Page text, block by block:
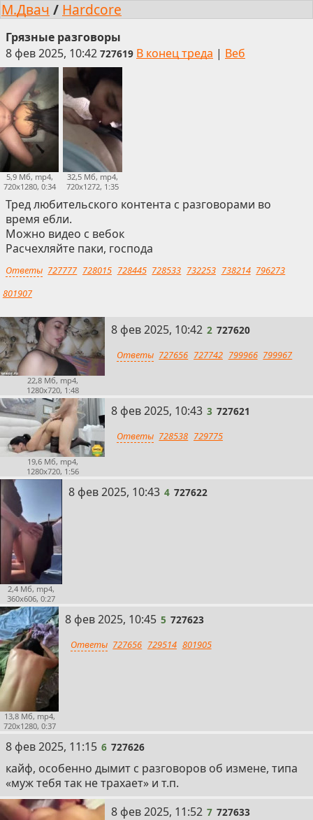
М.Двач / Hardcore
Грязные разговоры
8 фев 2025, 10:42 727619 В конец треда | Веб
5,9 Мб, mp4,
720x1280, 0:34
32,5 Мб, mp4,
720x1272, 1:35
Тред любительского контента с разговорами во
время ебли.
Можно видео с вебок
Расчехляйте паки, господа
Ответы 727777 728015 728445 728533 732253 738214 796273
801907
22,8 Мб, mp4,
1280x720, 1:48
2
8 фев 2025, 10:42 2 727620
Ответы 727656 727742 799966 799967
19,6 Мб, mp4,
1280x720, 1:56
3
8 фев 2025, 10:43 3 727621
Ответы 728538 729775
2,4 Мб, mp4,
360x606, 0:27
4
8 фев 2025, 10:43 4 727622
13,8 Мб, mp4,
720x1280, 0:37
5
8 фев 2025, 10:45 5 727623
Ответы 727656 729514 801905
6
8 фев 2025, 11:15 6 727626
кайф, особенно дымит с разговоров об измене, типа
«муж тебя так не трахает» и т.п.
7
8 фев 2025, 11:52 7 727633